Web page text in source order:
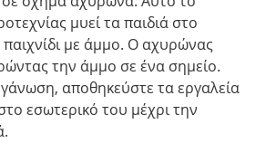
μυεί τα παιδιά στο
παιχνίδι με άμμο. Ο αχυρώνας
την άμμο σε ένα σημείο.
αποθηκεύστε τα εργαλεία
εσωτερικό του μέχρι την